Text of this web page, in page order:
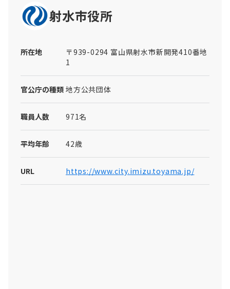
射水市役所
所在地
〒939-0294 富山県射水市新開発410番地
1
官公庁の種類 地方公共団体
職員人数 971名
平均年齢 42歳
URL https://www.city.imizu.toyama.jp/